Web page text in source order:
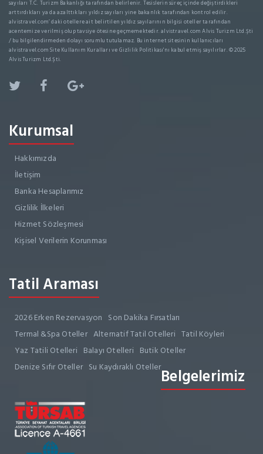
sayıları T.C. Turizm Bakanlığı tarafından belirlenir. Tesislerin süreç içinde değiştirdikleri
arttırdıkları ya da azalttıkları yıldız sayıları yine bakanlık tarafından kontrol edilir.
alvistravel.com’ daki otellere ait belirtilen yıldız sayılarının bilgisi oteller tarafından
acentemize verilmiş olup tavsiye ötesine geçmemektedir. alvistravel.com Alvis Turizm Ltd.Şti
/ bu bilgilendirmeden dolayı sorumlu tutulamaz. Bu internet sitesinin kullanıcıları
alvistravel.com Site Kullanım Kuralları ve Gizlilik Politikası'nı kabul etmiş sayılırlar. © 2025
Alvis Turizm Ltd.Şti.
Kurumsal
Hakkımızda
İletişim
Banka Hesaplarımız
Gizlilik İlkeleri
Hizmet Sözleşmesi
Kişisel Verilerin Korunması
Tatil Araması
2026 Erken Rezervasyon Son Dakika Fırsatları
Termal &Spa Oteller Alternatif Tatil Otelleri Tatil Köyleri
Yaz Tatili Otelleri Balayı Otelleri Butik Oteller
Denize Sıfır Oteller Su Kaydıraklı OtellerBelgelerimiz